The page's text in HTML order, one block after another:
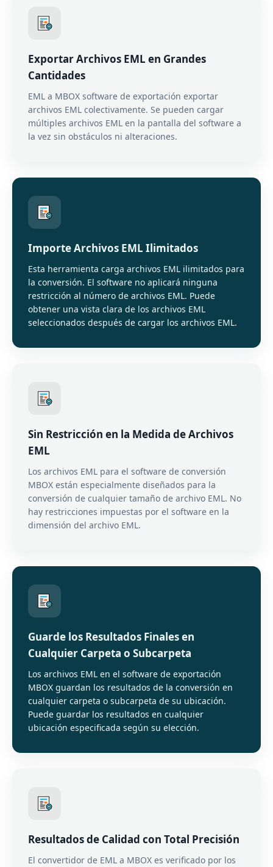
Exportar Archivos EML en Grandes
Cantidades
EML a MBOX software de exportación exportar
archivos EML colectivamente. Se pueden cargar
múltiples archivos EML en la pantalla del software a
la vez sin obstáculos ni alteraciones.
Importe Archivos EML Ilimitados
Esta herramienta carga archivos EML ilimitados para
la conversión. El software no aplicará ninguna
restricción al número de archivos EML. Puede
obtener una vista clara de los archivos EML
seleccionados después de cargar los archivos EML.
Sin Restricción en la Medida de Archivos
EML
Los archivos EML para el software de conversión
MBOX están especialmente diseñados para la
conversión de cualquier tamaño de archivo EML. No
hay restricciones impuestas por el software en la
dimensión del archivo EML.
Guarde los Resultados Finales en
Cualquier Carpeta o Subcarpeta
Los archivos EML en el software de exportación
MBOX guardan los resultados de la conversión en
cualquier carpeta o subcarpeta de su ubicación.
Puede guardar los resultados en cualquier
ubicación especificada según su elección.
Resultados de Calidad con Total Precisión
El convertidor de EML a MBOX es verificado por los